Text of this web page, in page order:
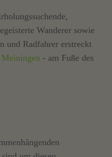
Wanderer sowie
und Radfahrer erstreckt
Meiningen - am Fuße des